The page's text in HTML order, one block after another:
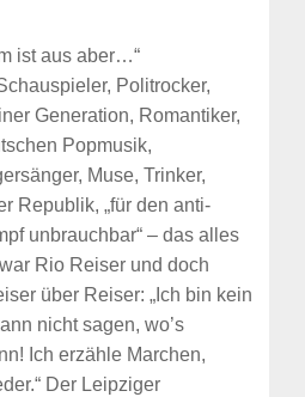
ist aus aber…“
Politrocker,
Generation, Romantiker,
Popmusik,
Muse, Trinker,
Republik, „für den anti-
unbrauchbar“ – das alles
Rio Reiser und doch
über Reiser: „Ich bin kein
nicht sagen, wo’s
Ich erzähle Marchen,
Der Leipziger